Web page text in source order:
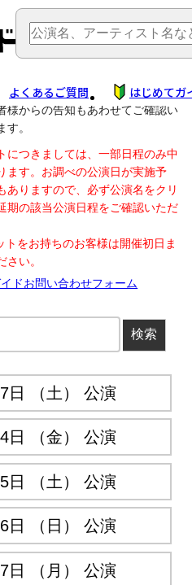
よくあるご質問 はじめてガ
ご案内は、以下公演日リンクから
様からの告知もあわせてご確認い
。
つきましては、一部日程のみ中
ます。お調べの公演日が実施予
ありますので、必ず公演名をクリ
期の該当公演日程をご確認いただ
をお持ちのお客様は開催初日ま
い。
ドお問い合わせフォーム
日 （土） 公演
日 （金） 公演
日 （土） 公演
日 （日） 公演
日 （月） 公演